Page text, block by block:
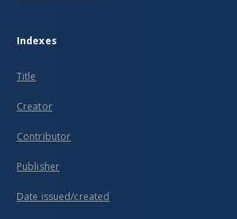
Indexes
Title
Creator
Contributor
Publisher
Date issued/created